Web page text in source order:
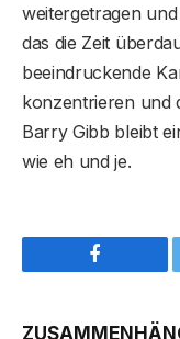
weitergetragen
das die Zeit
beeindruckende
konzentrieren und
Barry Gibb bleibt
wie eh und je.
Facebook